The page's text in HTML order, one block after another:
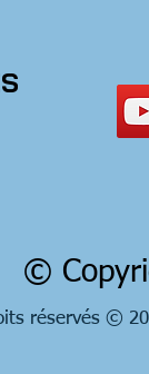
©
réservés ©